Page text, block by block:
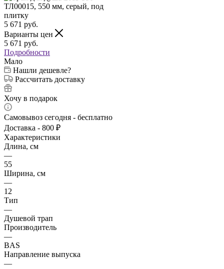
5 671 руб.
Варианты цен
5 671 руб.
Подробности
Мало
Нашли дешевле?
Рассчитать доставку
Хочу в подарок
Самовывоз сегодня - бесплатно
Доставка - 800 ₽
Характеристики
Длина, см
—
55
Ширина, см
—
12
Тип
—
Душевой трап
Производитель
—
BAS
Направление выпуска
—